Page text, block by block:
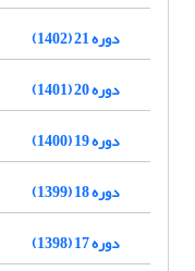
دوره 21 (1402)
دوره 20 (1401)
دوره 19 (1400)
دوره 18 (1399)
دوره 17 (1398)